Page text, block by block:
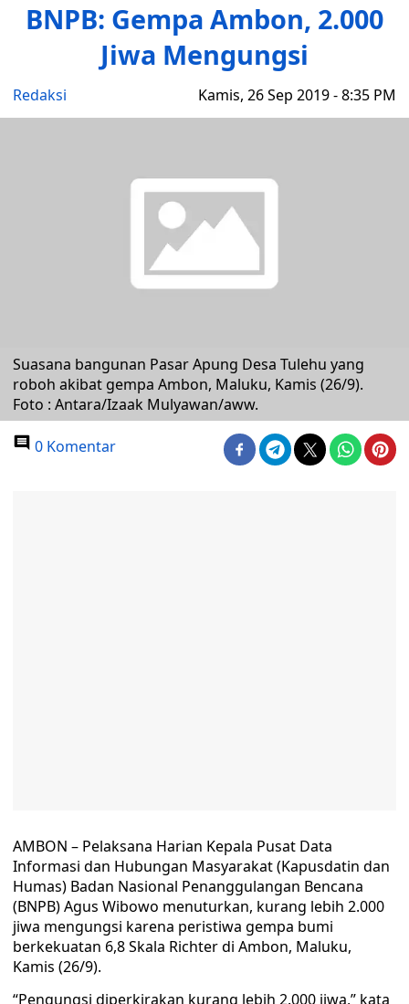
BNPB: Gempa Ambon, 2.000
Jiwa Mengungsi
Redaksi Kamis, 26 Sep 2019 - 8:35 PM
Suasana bangunan Pasar Apung Desa Tulehu yang
roboh akibat gempa Ambon, Maluku, Kamis (26/9).
Foto : Antara/Izaak Mulyawan/aww.
0 Komentar
AMBON – Pelaksana Harian Kepala Pusat Data
Informasi dan Hubungan Masyarakat (Kapusdatin dan
Humas) Badan Nasional Penanggulangan Bencana
(BNPB) Agus Wibowo menuturkan, kurang lebih 2.000
jiwa mengungsi karena peristiwa gempa bumi
berkekuatan 6,8 Skala Richter di Ambon, Maluku,
Kamis (26/9).
“Pengungsi diperkirakan kurang lebih 2.000 jiwa,” kata